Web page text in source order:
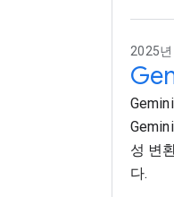
2025
성 변
다.